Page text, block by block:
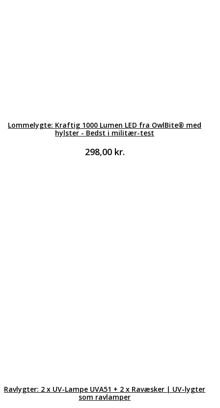
Lommelygte: Kraftig 1000 Lumen LED fra OwlBite® med
hylster - Bedst i militær-test
298,00 kr.
Ravlygter: 2 x UV-Lampe UVA51 + 2 x Ravæsker | UV-lygter
som ravlamper